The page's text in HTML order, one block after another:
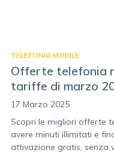
TELEFONIA MOBILE
Offerte telefonia
tariffe di marzo
17 Marzo 2025
Scopri le migliori offerte
avere minuti illimitati e
attivazione gratis, senza